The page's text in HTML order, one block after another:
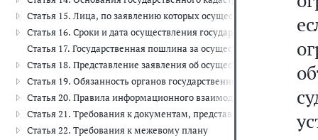
Статья 15. Лица, по заявлению которых осуществляются
Статья 16. Сроки и дата осуществления государственного
Статья 17. Государственная пошлина за осуществление
Статья 18. Представление заявления об осуществлении
Статья 19. Обязанность органов государственной власти,
Статья 20. Правила информационного взаимодействия
Статья 21. Требования к документам, представляемым для
Статья 22. Требования к межевому плану